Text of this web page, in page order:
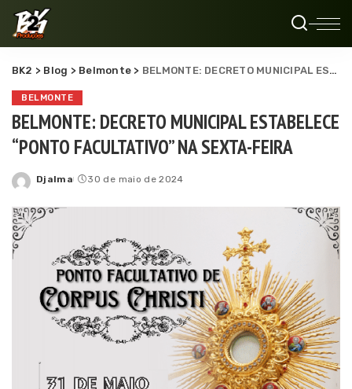
BK2 > Blog > Belmonte > BELMONTE: DECRETO MUNICIPAL ESTABELECE “PONTO FACULTATIVO” NA SEXTA-FEIRA
BELMONTE
BELMONTE: DECRETO MUNICIPAL ESTABELECE
“PONTO FACULTATIVO” NA SEXTA-FEIRA
Posted
Djalma 30 de maio de 2024